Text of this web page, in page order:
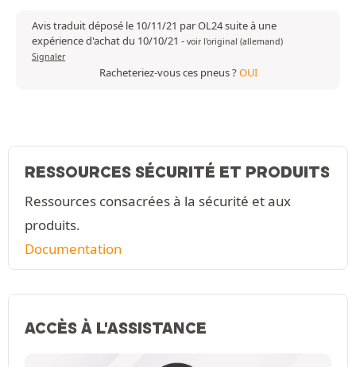
Avis traduit déposé le 10/11/21 par OL24 suite à une
expérience d'achat du 10/10/21 - voir l'original (allemand)
Signaler
Racheteriez-vous ces pneus ?OUI
RESSOURCES SÉCURITÉ ET PRODUITS
Ressources consacrées à la sécurité et aux
produits.
Documentation
ACCÈS À L'ASSISTANCE